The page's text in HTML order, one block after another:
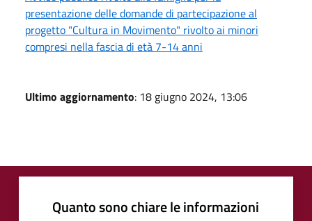
presentazione delle domande di partecipazione al
progetto "Cultura in Movimento" rivolto ai minori
compresi nella fascia di età 7-14 anni
Ultimo aggiornamento: 18 giugno 2024, 13:06
Quanto sono chiare le informazioni